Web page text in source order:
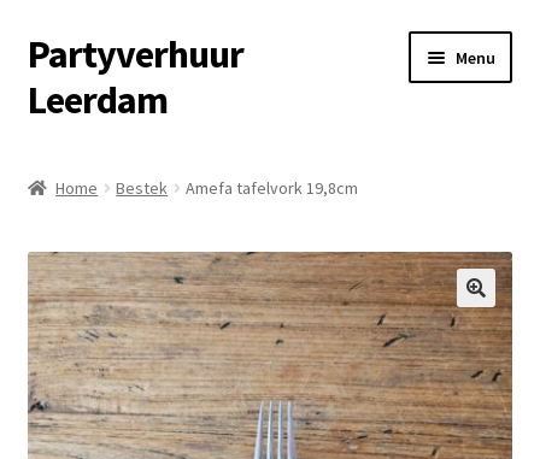
Ga
door
naar
Ga
naar
de
Partyverhuur
Leerdam
Menu
Checkout
Contact
Cookiebeleid (EU)
Home Bestek Amefa tafelvork 19,8cm
🔍